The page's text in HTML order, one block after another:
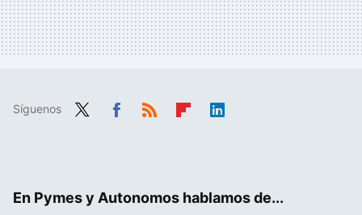
Síguenos
En Pymes y Autonomos hablamos de...